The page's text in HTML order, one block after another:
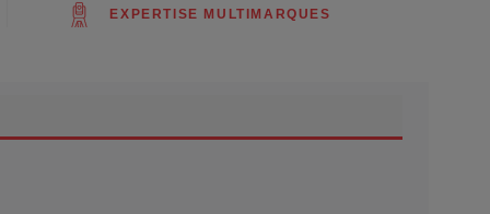
EXPERTISE MULTIMARQUES